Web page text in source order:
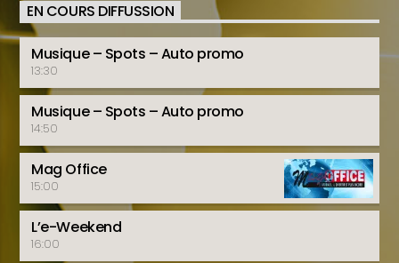
EN COURS DIFFUSSION
Musique – Spots – Auto promo
13:30
Musique – Spots – Auto promo
14:50
Mag Office
15:00
L’e-Weekend
16:00